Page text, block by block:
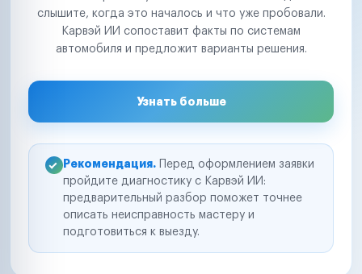
слышите, когда это началось и что уже пробовали.
Карвэй ИИ сопоставит факты по системам
автомобиля и предложит варианты решения.
Узнать больше
Рекомендация. Перед оформлением заявки
пройдите диагностику с Карвэй ИИ:
предварительный разбор поможет точнее
описать неисправность мастеру и
подготовиться к выезду.